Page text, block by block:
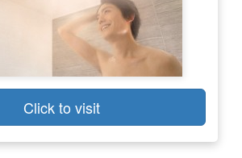
Click to visit